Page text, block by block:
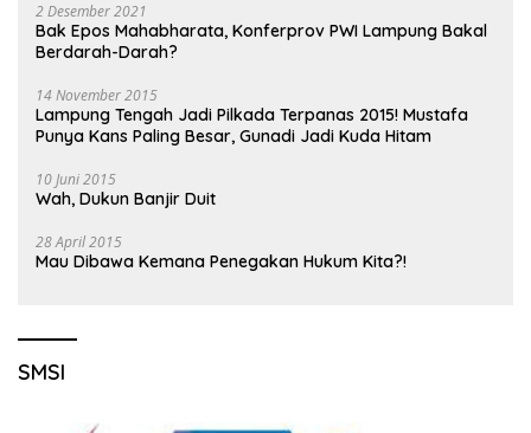
2 Desember 2021
Bak Epos Mahabharata, Konferprov PWI Lampung Bakal
Berdarah-Darah?
14 November 2015
Lampung Tengah Jadi Pilkada Terpanas 2015! Mustafa
Punya Kans Paling Besar, Gunadi Jadi Kuda Hitam
10 Juni 2015
Wah, Dukun Banjir Duit
28 April 2015
Mau Dibawa Kemana Penegakan Hukum Kita?!
SMSI